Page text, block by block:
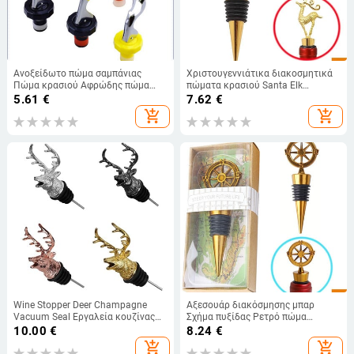
Ανοξείδωτο πώμα σαμπάνιας
Πώμα κρασιού Αφρώδης πώμα
φιάλης κρασιού Πώμα σφράγισης
βολικό πώμα για αξεσουάρ μπάρα
μπουκαλιών
5.61 €
add_shopping_cart
Χριστουγεννιάτικα διακοσμητικά
πώματα κρασιού Santa Elk
Διακοσμητικά μπουκαλάκια από
χρυσό και ασημί κράμα Πώμα
μπουκαλιού Αξεσουάρ κρασιού
7.62 €
add_shopping_cart
Wine Stopper Deer Champagne
Vacuum Seal Εργαλεία κουζίνας
Αξεσουάρ Μπαρ Αρχική Ζυθοποιία
Κρασιού Barware Διανομέας
10.00 €
add_shopping_cart
Αξεσουάρ διακόσμησης μπαρ
Σχήμα πυξίδας Ρετρό πώμα
κρασιού Χρυσό χρώμα Πώμα
μπουκαλιών κρασιού Μεταλλικά
8.24 €
add_shopping_cart